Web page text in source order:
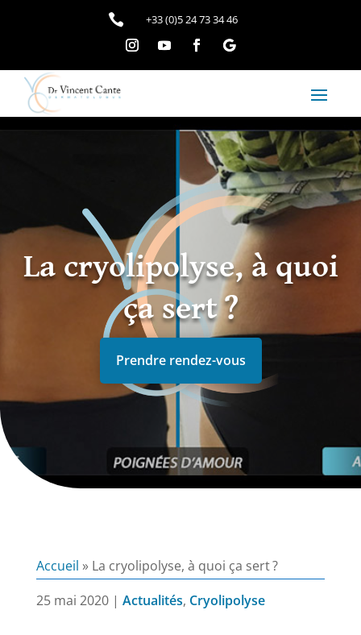
 +33 (0)5 24 73 34 46
La cryolipolyse, à quoi
ça sert ?
Prendre rendez-vous
Accueil » La cryolipolyse, à quoi ça sert ?
25 mai 2020| Actualités, Cryolipolyse